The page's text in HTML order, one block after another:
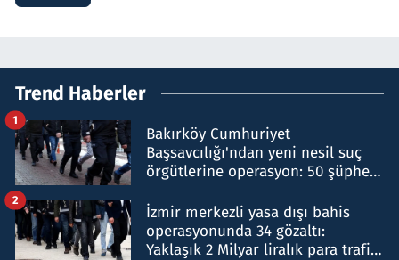
Trend Haberler
Bakırköy Cumhuriyet
Başsavcılığı'ndan yeni nesil suç
örgütlerine operasyon: 50 şüpheli
1
İzmir merkezli yasa dışı bahis
operasyonunda 34 gözaltı:
Yaklaşık 2 Milyar liralık para trafiği
2